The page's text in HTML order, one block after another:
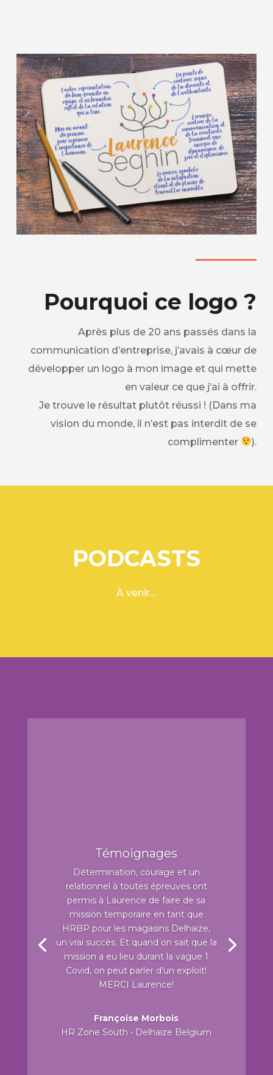
Pourquoi ce logo ?
Après plus de 20 ans passés dans la
communication d’entreprise, j’avais à cœur de
développer un logo à mon image et qui mette
en valeur ce que j’ai à offrir.
Je trouve le résultat plutôt réussi ! (Dans ma
vision du monde, il n’est pas interdit de se
complimenter
).
PODCASTS
À venir…
Témoignages
Détermination, courage et un
relationnel à toutes épreuves ont
permis à Laurence de faire de sa
mission temporaire en tant que
HRBP pour les magasins Delhaize,
un vrai succès. Et quand on sait que la
mission a eu lieu durant la vague 1
Covid, on peut parler d’un exploit!
MERCI Laurence!
Françoise Morbois
HR Zone South • Delhaize Belgium